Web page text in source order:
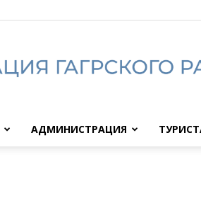
Администрация
АДМИНИСТРАЦИЯ